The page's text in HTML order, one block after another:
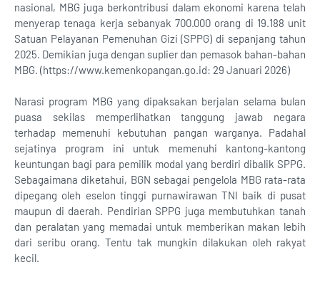
nasional, MBG juga berkontribusi dalam ekonomi karena telah
menyerap tenaga kerja sebanyak 700.000 orang di 19.188 unit
Satuan Pelayanan Pemenuhan Gizi (SPPG) di sepanjang tahun
2025. Demikian juga dengan suplier dan pemasok bahan-bahan
MBG. (https://www.kemenkopangan.go.id: 29 Januari 2026)
Narasi program MBG yang dipaksakan berjalan selama bulan
puasa sekilas memperlihatkan tanggung jawab negara
terhadap memenuhi kebutuhan pangan warganya. Padahal
sejatinya program ini untuk memenuhi kantong-kantong
keuntungan bagi para pemilik modal yang berdiri dibalik SPPG.
Sebagaimana diketahui, BGN sebagai pengelola MBG rata-rata
dipegang oleh eselon tinggi purnawirawan TNI baik di pusat
maupun di daerah. Pendirian SPPG juga membutuhkan tanah
dan peralatan yang memadai untuk memberikan makan lebih
dari seribu orang. Tentu tak mungkin dilakukan oleh rakyat
kecil.